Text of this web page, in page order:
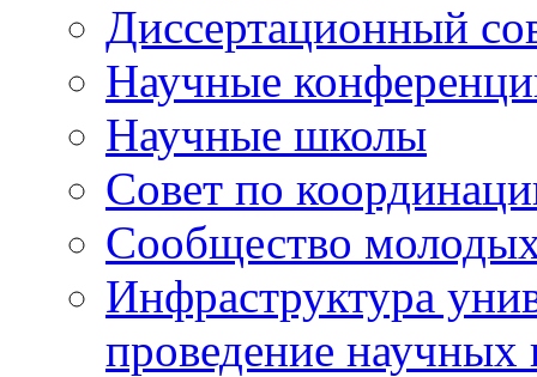
Диссертационный
Научные
Научные школы
Совет по
Сообщество
Инфраструктура
проведение научных